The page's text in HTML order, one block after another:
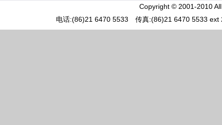
Copyright © 2001-2010
电话:(86)21 6470 5533 传真:(86)21 6470 5533 ext